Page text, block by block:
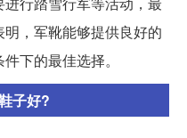
，军靴能够提供良好的
下的最佳选择。
子好?